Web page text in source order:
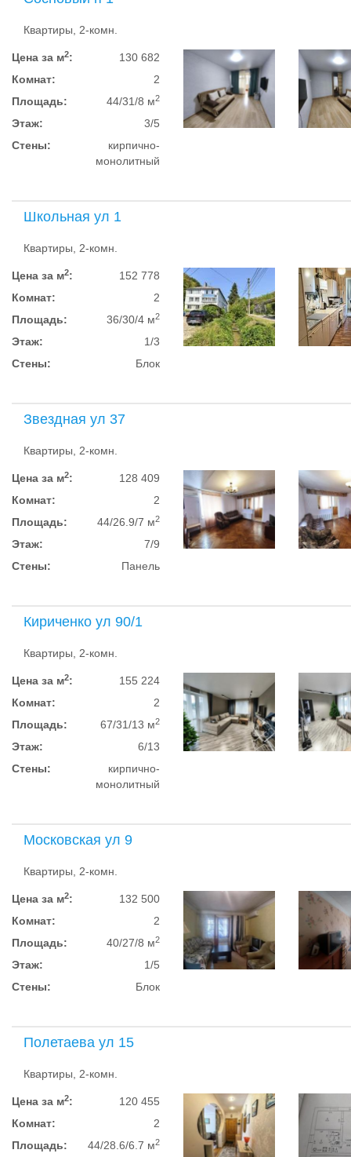
Квартиры, 2-комн.
Цена за м2:
130 682
Комнат:
2
Площадь:
44/31/8 м2
Этаж:
3/5
Стены:
кирпично-
монолитный
Школьная ул 1
Квартиры, 2-комн.
Цена за м2:
152 778
Комнат:
2
Площадь:
36/30/4 м2
Этаж:
1/3
Стены:
Блок
Звездная ул 37
Квартиры, 2-комн.
Цена за м2:
128 409
Комнат:
2
Площадь:
44/26.9/7 м2
Этаж:
7/9
Стены:
Панель
Кириченко ул 90/1
Квартиры, 2-комн.
Цена за м2:
155 224
Комнат:
2
Площадь:
67/31/13 м2
Этаж:
6/13
Стены:
кирпично-
монолитный
Московская ул 9
Квартиры, 2-комн.
Цена за м2:
132 500
Комнат:
2
Площадь:
40/27/8 м2
Этаж:
1/5
Стены:
Блок
Полетаева ул 15
Квартиры, 2-комн.
Цена за м2:
120 455
Комнат:
2
Площадь:
44/28.6/6.7 м2